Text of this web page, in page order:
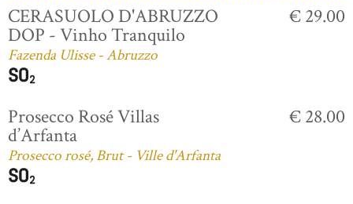
CERASUOLO D'ABRUZZO
DOP - Vinho Tranquilo
Fazenda Ulisse - Abruzzo
€ 29.00
Prosecco Rosé Villas
d’Arfanta
Prosecco rosé, Brut - Ville d'Arfanta
€ 28.00